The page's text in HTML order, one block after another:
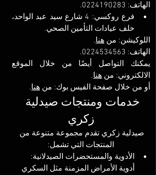
الهاتف: 0224190283.
خلف عيادات التأمين الصحي.
اللوكيشن: من هنا.
الهاتف: 0224534563.
الالكتروني: من هنا.
أو من خلال صفحة الفيس بوك: من هنا.
خدمات ومنتجات صيدلية
زكري
صيدلية زكري تقدم مجموعة متنوعة من
المنتجات التي تشمل:
الأدوية والمستحضرات الصيدلانية:
أدوية الأمراض المزمنة مثل السكري